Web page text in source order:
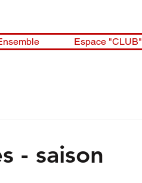
Espace "CLUB"
- saison